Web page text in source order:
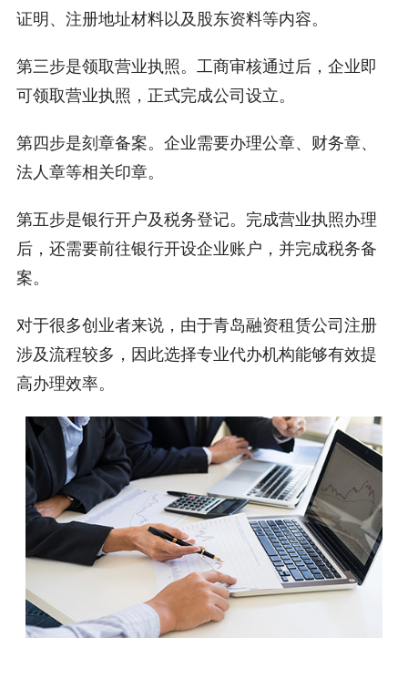
证明、注册地址材料以及股东资料等内容。
第三步是领取营业执照。工商审核通过后，企业即
可领取营业执照，正式完成公司设立。
第四步是刻章备案。企业需要办理公章、财务章、
法人章等相关印章。
第五步是银行开户及税务登记。完成营业执照办理
后，还需要前往银行开设企业账户，并完成税务备
案。
对于很多创业者来说，由于青岛融资租赁公司注册
涉及流程较多，因此选择专业代办机构能够有效提
高办理效率。